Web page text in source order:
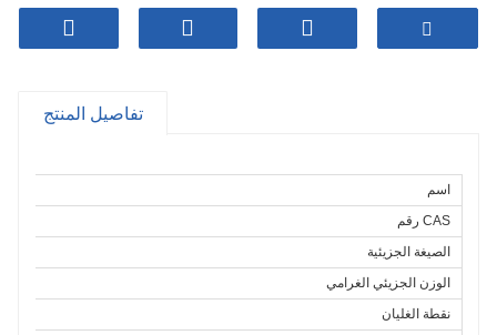
مرض السكري الذين يعانون بينما السيطرة على نسبة
السكر في الدم، عرض أ مرغوب فيه برمجة احتمال.
والأنسولين ثبت حقيقي مكافحة مرض السكري تأثير
تفاصيل المنتج
اسم
CAS رقم
الصيغة الجزيئية
الوزن الجزيئي الغرامي
نقطة الغليان